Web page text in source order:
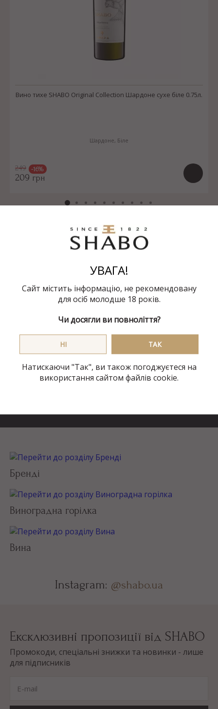
Вино тихе SHABO Original Collection Шардоне сухе біле 0.75л.
Шардоне, Біле
249 -16%
209 грн
SHABO
Історія завдовжки 200 років
Про компанію SHABO
Бренді
Виноградна горілка
Вина
Instagram: @shabo.ua
Ексклюзивні пропозиції від SHABO
Промокоди, спеціальні знижки та новинки - лише
для підписників
E-mail
УВАГА!
Сайт містить інформацію, не рекомендовану
для осіб молодше 18 років.
Чи досягли ви повноліття?
НI ТАК
Натискаючи "Так", ви також погоджуєтеся на
використання сайтом файлів cookie.